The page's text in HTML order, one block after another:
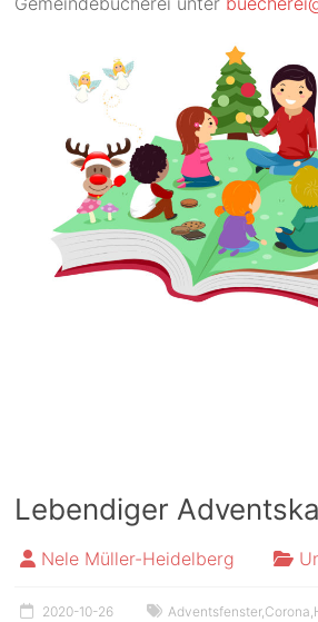
Lebendiger
Nele Müller-Heidelberg
2020-10-26 Adventsfenster,Corona,